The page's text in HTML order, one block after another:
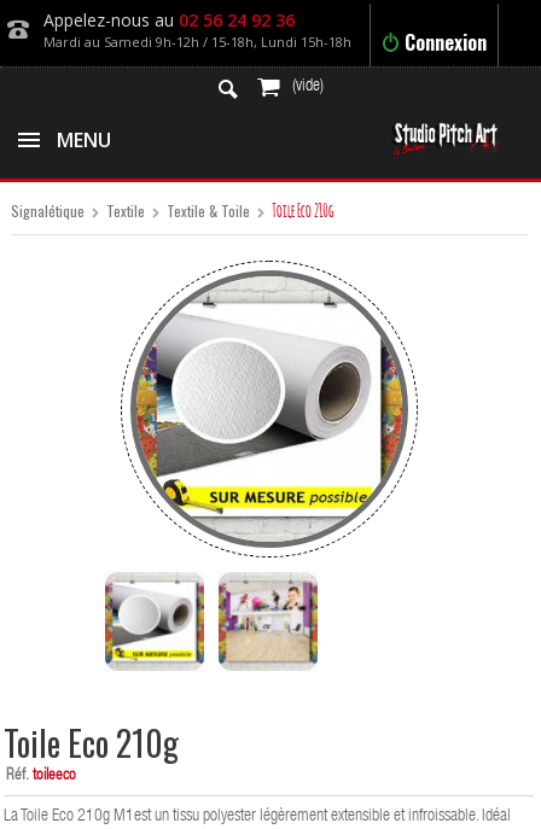
Connexion
Appelez-nous au 02 56 24 92 36
Mardi au Samedi 9h-12h / 15-18h, Lundi 15h-18h
(vide)
MENU
Signalétique Textile Textile & Toile Toile Eco 210g
Toile Eco 210g
Réf. toileeco
La Toile Eco 210g M1est un tissu polyester légèrement extensible et infroissable. Idéal